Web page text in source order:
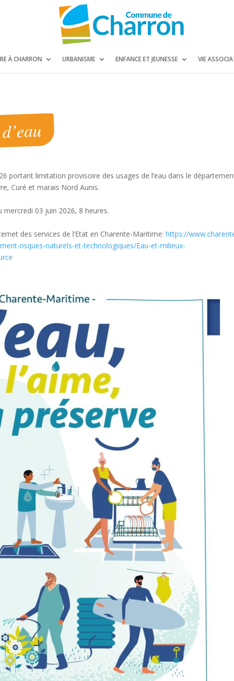
À CHARRON URBANISME ENFANCE ET JEUNESSE VIE
portant limitation provisoire des usages de l’eau dans le
Curé et marais Nord Aunis.
03 juin 2026, 8 heures.
des services de l’Etat en Charente-Maritime:https://
risques-naturels-et-technologiques/Eau-et-milieux-